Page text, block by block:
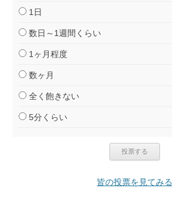
1日
数日～1週間くらい
1ヶ月程度
数ヶ月
全く飽きない
5分くらい
皆の投票を見てみる